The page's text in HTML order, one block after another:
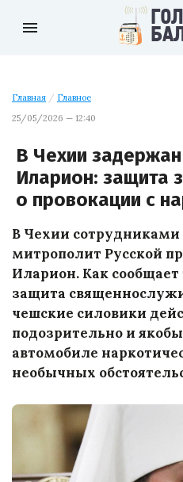
menu
Главная / Главное
25/05/2026 — 12:40
В Чехии
Иларион: защита
о провокации с
В Чехии
митрополит Русской
Иларион. Как
защита
чешские силовики
подозрительно и
автомобиле
необычных